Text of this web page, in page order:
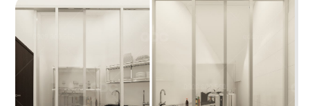
51
ĂN ĐƯỢC PHÚC PARADISE THE REX